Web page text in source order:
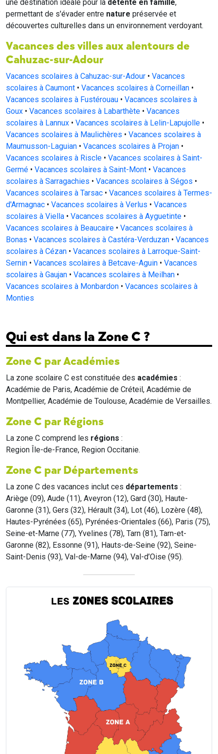
une destination idéale pour la détente en famille,
permettant de s'évader entre nature préservée et
découvertes culturelles dans un environnement verdoyant.
Vacances des villes aux alentours de
Cahuzac-sur-Adour
Vacances scolaires à Cahuzac-sur-Adour • Vacances
scolaires à Caumont • Vacances scolaires à Corneillan •
Vacances scolaires à Fustérouau • Vacances scolaires à
Goux • Vacances scolaires à Labarthète • Vacances
scolaires à Lannux • Vacances scolaires à Lelin-Lapujolle •
Vacances scolaires à Maulichères • Vacances scolaires à
Maumusson-Laguian • Vacances scolaires à Projan •
Vacances scolaires à Riscle • Vacances scolaires à Saint-
Germé • Vacances scolaires à Saint-Mont • Vacances
scolaires à Sarragachies • Vacances scolaires à Ségos •
Vacances scolaires à Tarsac • Vacances scolaires à Termes-
d'Armagnac • Vacances scolaires à Verlus • Vacances
scolaires à Viella • Vacances scolaires à Ayguetinte •
Vacances scolaires à Beaucaire • Vacances scolaires à
Bonas • Vacances scolaires à Castéra-Verduzan • Vacances
scolaires à Cézan • Vacances scolaires à Larroque-Saint-
Sernin • Vacances scolaires à Betcave-Aguin • Vacances
scolaires à Gaujan • Vacances scolaires à Meilhan •
Vacances scolaires à Monbardon • Vacances scolaires à
Monties
Qui est dans la Zone C ?
Zone C par Académies
La zone scolaire C est constituée des académies :
Académie de Paris, Académie de Créteil, Académie de
Montpellier, Académie de Toulouse, Académie de Versailles.
Zone C par Régions
La zone C comprend les régions :
Region Île-de-France, Region Occitanie.
Zone C par Départements
La zone C des vacances inclut ces départements :
Ariège (09), Aude (11), Aveyron (12), Gard (30), Haute-
Garonne (31), Gers (32), Hérault (34), Lot (46), Lozère (48),
Hautes-Pyrénées (65), Pyrénées-Orientales (66), Paris (75),
Seine-et-Marne (77), Yvelines (78), Tarn (81), Tarn-et-
Garonne (82), Essonne (91), Hauts-de-Seine (92), Seine-
Saint-Denis (93), Val-de-Marne (94), Val-d’Oise (95).